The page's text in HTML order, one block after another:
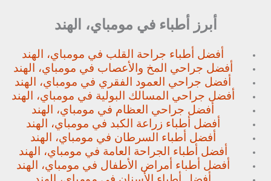
أبرز أطباء في مومباي، الهند
أفضل أطباء جراحة القلب في مومباي، الهند
أفضل جراحي المخ والأعصاب في مومباي، الهند
أفضل جراحي العمود الفقري في مومباي، الهند
أفضل جراحي المسالك البولية في مومباي، الهند
أفضل جراحي العظام في مومباي، الهند
أفضل أطباء زراعة الكبد في مومباي، الهند
أفضل أطباء السرطان في مومباي، الهند
أفضل أطباء الجراحة العامة في مومباي، الهند
أفضل أطباء أمراض الأطفال في مومباي، الهند